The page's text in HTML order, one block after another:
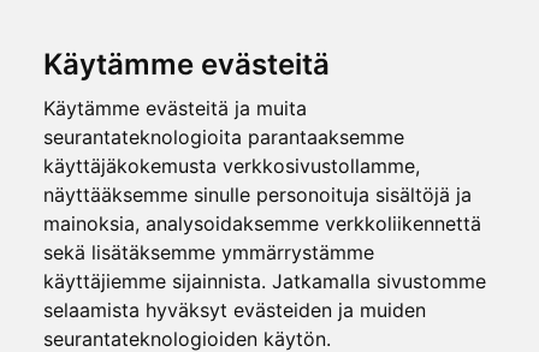
Käytämme evästeitä
Käytämme evästeitä ja muita
seurantateknologioita parantaaksemme
käyttäjäkokemusta verkkosivustollamme,
näyttääksemme sinulle personoituja sisältöjä ja
mainoksia, analysoidaksemme verkkoliikennettä
sekä lisätäksemme ymmärrystämme
käyttäjiemme sijainnista. Jatkamalla sivustomme
selaamista hyväksyt evästeiden ja muiden
seurantateknologioiden käytön.